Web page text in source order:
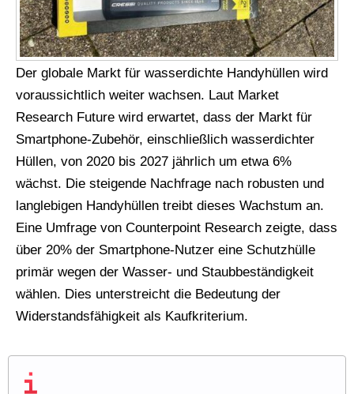
Der globale Markt für wasserdichte Handyhüllen wird
voraussichtlich weiter wachsen. Laut Market
Research Future wird erwartet, dass der Markt für
Smartphone-Zubehör, einschließlich wasserdichter
Hüllen, von 2020 bis 2027 jährlich um etwa 6%
wächst. Die steigende Nachfrage nach robusten und
langlebigen Handyhüllen treibt dieses Wachstum an.
Eine Umfrage von Counterpoint Research zeigte, dass
über 20% der Smartphone-Nutzer eine Schutzhülle
primär wegen der Wasser- und Staubbeständigkeit
wählen. Dies unterstreicht die Bedeutung der
Widerstandsfähigkeit als Kaufkriterium.